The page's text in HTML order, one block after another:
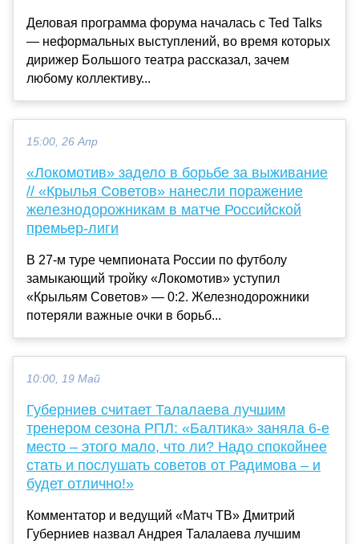
Деловая программа форума началась с Ted Talks
— неформальных выступлений, во время которых
дирижер Большого театра рассказал, зачем
любому коллективу...
15:00, 26 Апр
«Локомотив» задело в борьбе за выживание
// «Крылья Советов» нанесли поражение
железнодорожникам в матче Российской
премьер-лиги
В 27-м туре чемпионата России по футболу
замыкающий тройку «Локомотив» уступил
«Крыльям Советов» — 0:2. Железнодорожники
потеряли важные очки в борьб...
10:00, 19 Май
Губерниев считает Талалаева лучшим
тренером сезона РПЛ: «Балтика» заняла 6-е
место – этого мало, что ли? Надо спокойнее
стать и послушать советов от Радимова – и
будет отлично!»
Комментатор и ведущий «Матч ТВ» Дмитрий
Губерниев назвал Андрея Талалаева лучшим